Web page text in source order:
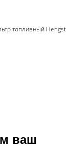
топливный Hengst
ваш